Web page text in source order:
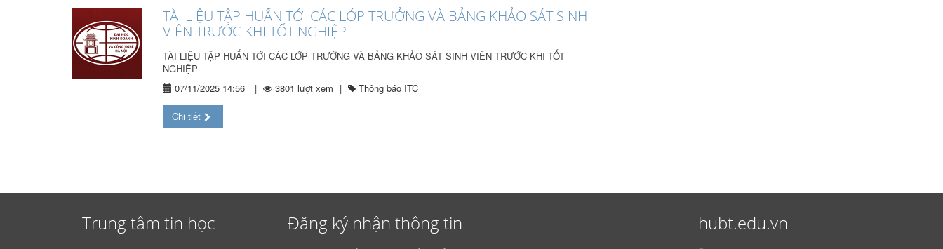
TÀI LIỆU TẬP HUẤN TỚI CÁC LỚP TRƯỞNG VÀ BẢNG KHẢO SÁT SINH
VIÊN TRƯỚC KHI TỐT NGHIỆP
TÀI LIỆU TẬP HUẤN TỚI CÁC LỚP TRƯỞNG VÀ BẢNG KHẢO SÁT SINH VIÊN TRƯỚC KHI TỐT
NGHIỆP
07/11/2025 14:56
| 3801 lượt xem | Thông báo ITC
Chi tiết
Trung tâm tin học Đăng ký nhận thông tin hubt.edu.vn